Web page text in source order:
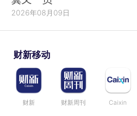
2026年08月09日
财新移动
财新 财新周刊 Caixin